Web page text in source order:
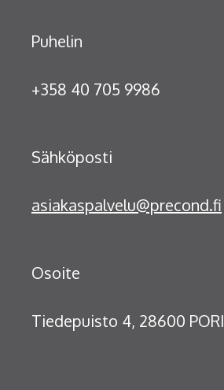
Puhelin
+358 40 705 9986
Sähköposti
asiakaspalvelu@precond.fi
Osoite
Tiedepuisto 4, 28600 PORI